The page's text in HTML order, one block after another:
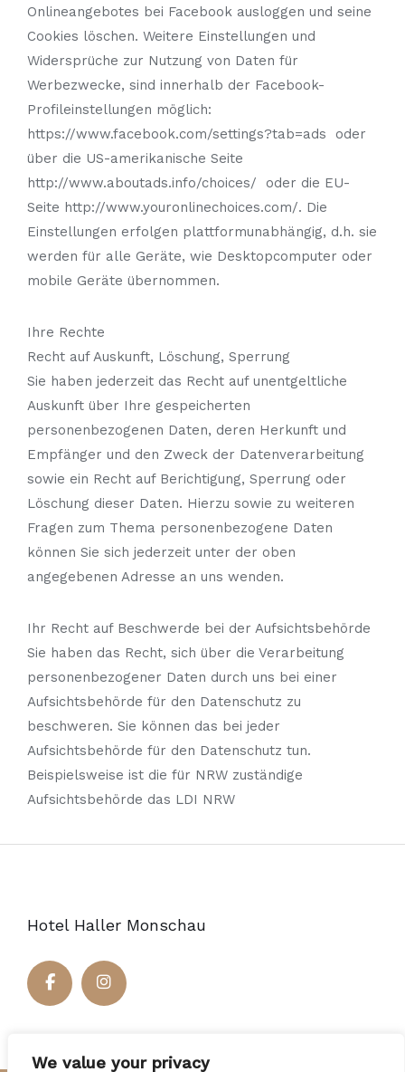
We value your privacy
Onlineangebotes bei Facebook ausloggen und seine
Cookies löschen. Weitere Einstellungen und
Widersprüche zur Nutzung von Daten für
Werbezwecke, sind innerhalb der Facebook-
Profileinstellungen möglich:
https://www.facebook.com/settings?tab=ads oder
über die US-amerikanische Seite
http://www.aboutads.info/choices/ oder die EU-
Seite http://www.youronlinechoices.com/. Die
Einstellungen erfolgen plattformunabhängig, d.h. sie
werden für alle Geräte, wie Desktopcomputer oder
mobile Geräte übernommen.
Ihre Rechte
Recht auf Auskunft, Löschung, Sperrung
Sie haben jederzeit das Recht auf unentgeltliche
Auskunft über Ihre gespeicherten
personenbezogenen Daten, deren Herkunft und
Empfänger und den Zweck der Datenverarbeitung
sowie ein Recht auf Berichtigung, Sperrung oder
Löschung dieser Daten. Hierzu sowie zu weiteren
Fragen zum Thema personenbezogene Daten
können Sie sich jederzeit unter der oben
angegebenen Adresse an uns wenden.
Ihr Recht auf Beschwerde bei der Aufsichtsbehörde
Sie haben das Recht, sich über die Verarbeitung
personenbezogener Daten durch uns bei einer
Aufsichtsbehörde für den Datenschutz zu
beschweren. Sie können das bei jeder
Aufsichtsbehörde für den Datenschutz tun.
Beispielsweise ist die für NRW zuständige
Aufsichtsbehörde das LDI NRW
Hotel Haller Monschau